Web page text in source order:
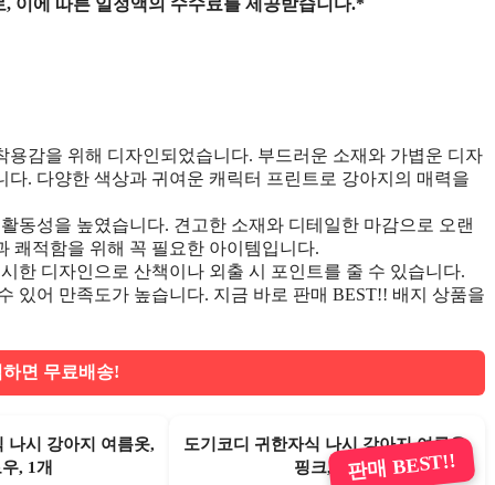
감을 위해 디자인되었습니다. 부드러운 소재와 가볍운 디자
. 다양한 색상과 귀여운 캐릭터 프린트로 강아지의 매력을
동성을 높였습니다. 견고한 소재와 디테일한 마감으로 오랜
쾌적함을 위해 꼭 필요한 아이템입니다.
한 디자인으로 산책이나 외출 시 포인트를 줄 수 있습니다.
있어 만족도가 높습니다. 지금 바로 판매 BEST!! 배지 상품을
면 무료배송!
나시 강아지 여름옷,
, 1개
도기코디 귀한자식 나시 강아지 여름옷,
핑크, 1개판매 BEST!!